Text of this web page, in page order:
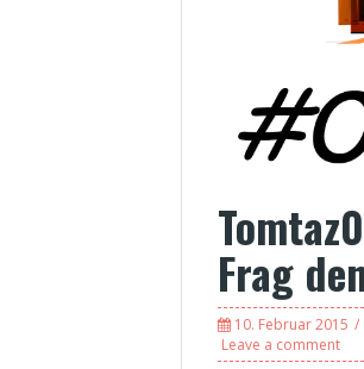
Frag
10. Februar 2015
Leave a comment